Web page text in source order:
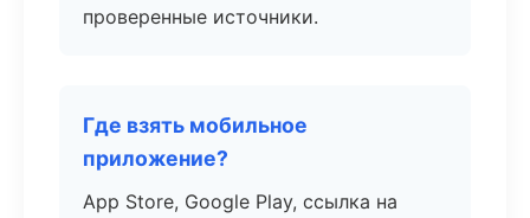
проверенные источники.
Где взять мобильное
приложение?
App Store, Google Play, ссылка на